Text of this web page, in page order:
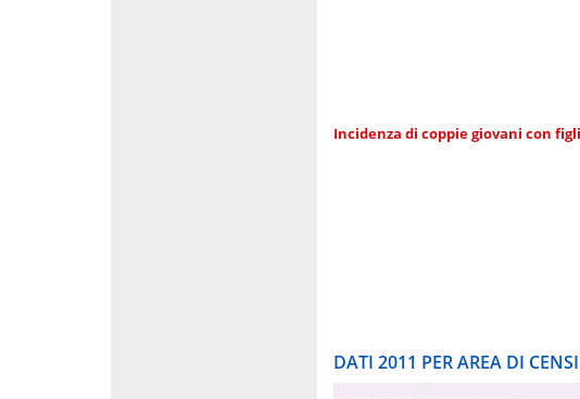
Incidenza di coppie giovani con figli
DATI 2011 PER AREA DI